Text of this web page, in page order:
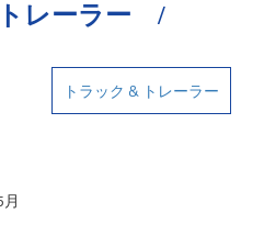
レーラー /
トラック & トレーラー